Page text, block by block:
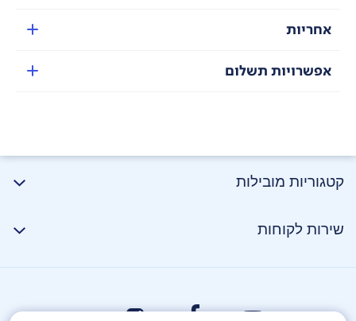
הניווט(
DtoF
)נסוג ומאפשר עבירות טובה יותר.
במרחבים פתוחים, הוא מתרומם להגברת שדה הראייה, מה
אחריות
אפשרויות תשלום
קטגוריות מובילות
שירות לקוחות